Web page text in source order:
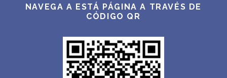
NAVEGA A ESTÁ PÁGINA A TRAVÉS DE
CÓDIGO QR